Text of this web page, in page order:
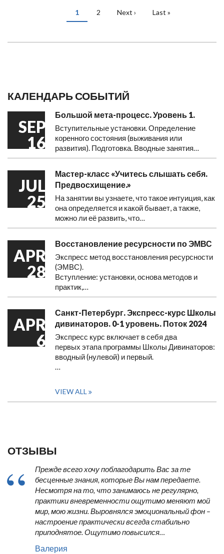
Current
page
1 Page
2
Next
Next ›
Last
Last »
КАЛЕНДАРЬ СОБЫТИЙ
SEP
16
Большой мета-процесс. Уровень 1.
Вступительные установки. Определение
коренного состояния (выживания или
развития). Подготовка. Вводные занятия…
JUL
25
Мастер-класс «Учитесь слышать себя.
Предвосхищение.»
На занятии вы узнаете, что такое интуиция, как
она определяется и какой бывает, а также,
можно ли её развить, что…
APR
28
Восстановление ресурсности по ЭМВС
Экспресс метод восстановления ресурсности
(ЭМВС).
Вступление: установки, основа методов и
практик,…
APR
6
Санкт-Петербург. Экспресс-курс Школы
дивинаторов. 0-1 уровень. Поток 2024
Экспресс курс включает в себя два
первых этапа программы Школы Дивинаторов:
вводный (нулевой) и первый.
…
VIEW ALL
ОТЗЫВЫ
Прежде всего хочу поблагодарить Вас за те
бесценные знания, которые Вы нам передаете.
Несмотря на то, что занимаюсь не регулярно,
практики вневременности ощутимо меняют мой
мир, мою жизни. Выровнялся эмоциональный фон –
настроение практически всегда стабильно
приподнятое. Ощутимо повысился…
Валерия